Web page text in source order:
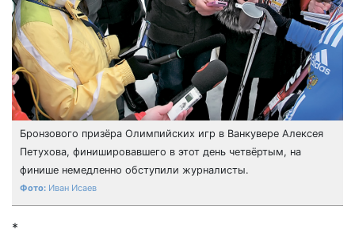
Бронзового призёра Олимпийских игр в Ванкувере Алексея
Петухова, финишировавшего в этот день четвёртым, на
финише немедленно обступили журналисты.
Иван Исаев
*